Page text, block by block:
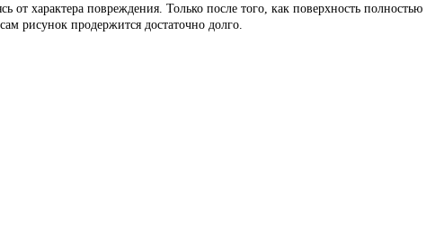
от характера повреждения. Только после того, как поверхность полностью
рисунок продержится достаточно долго.